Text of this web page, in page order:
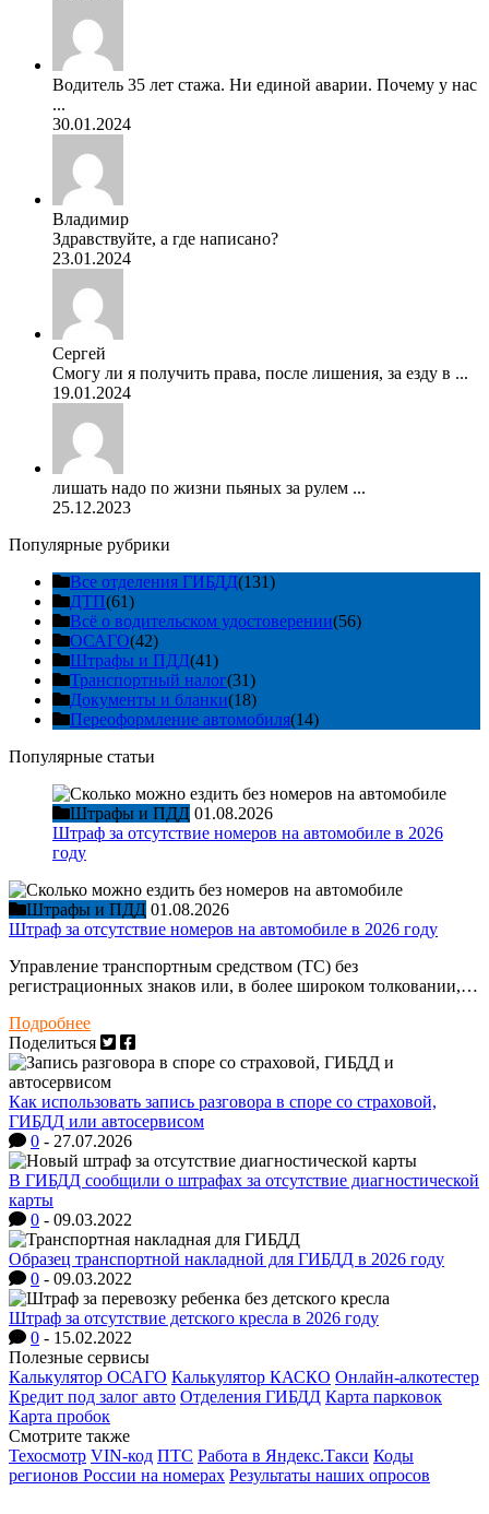
Водитель 35 лет стажа. Ни единой аварии. Почему у нас
...
30.01.2024
Владимир
Здравствуйте, а где написано?
23.01.2024
Сергей
Смогу ли я получить права, после лишения, за езду в ...
19.01.2024
лишать надо по жизни пьяных за рулем ...
25.12.2023
Популярные рубрики
Все отделения ГИБДД(131)
ДТП(61)
Всё о водительском удостоверении(56)
ОСАГО(42)
Штрафы и ПДД(41)
Транспортный налог(31)
Документы и бланки(18)
Переоформление автомобиля(14)
Популярные статьи
Штрафы и ПДД 01.08.2026
Штраф за отсутствие номеров на автомобиле в 2026
году
Штрафы и ПДД 01.08.2026
Штраф за отсутствие номеров на автомобиле в 2026 году
Управление транспортным средством (ТС) без
регистрационных знаков или, в более широком толковании,…
Подробнее
Поделиться
Как использовать запись разговора в споре со страховой,
ГИБДД или автосервисом
0 - 27.07.2026
В ГИБДД сообщили о штрафах за отсутствие диагностической
карты
0 - 09.03.2022
Образец транспортной накладной для ГИБДД в 2026 году
0 - 09.03.2022
Штраф за отсутствие детского кресла в 2026 году
0 - 15.02.2022
Полезные сервисы
Калькулятор ОСАГО Калькулятор КАСКО Онлайн-алкотестер
Кредит под залог авто Отделения ГИБДД Карта парковок
Карта пробок
Смотрите также
Техосмотр VIN-код ПТС Работа в Яндекс.Такси Коды
регионов России на номерах Результаты наших опросов